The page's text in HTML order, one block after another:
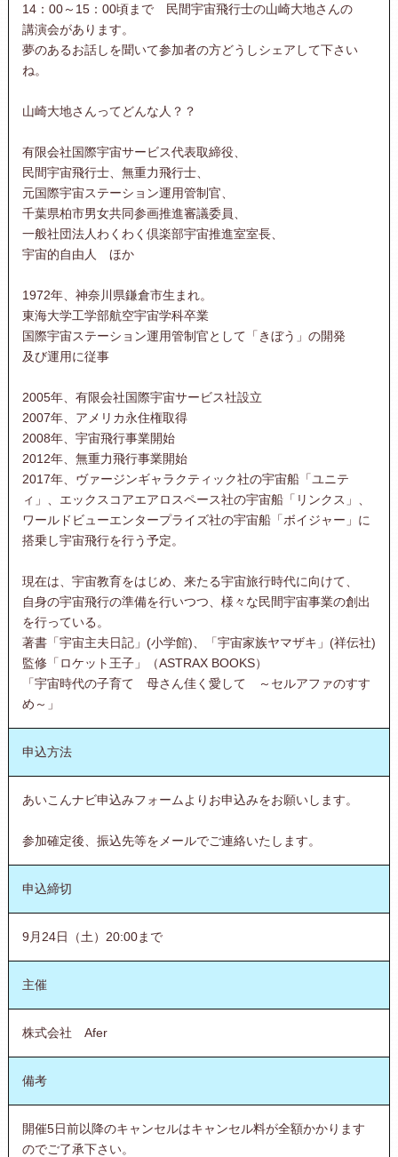
14：00～15：00頃まで 民間宇宙飛行士の山崎大地さんの
講演会があります。
夢のあるお話しを聞いて参加者の方どうしシェアして下さい
ね。
山崎大地さんってどんな人？？
有限会社国際宇宙サービス代表取締役、
民間宇宙飛行士、無重力飛行士、
元国際宇宙ステーション運用管制官、
千葉県柏市男女共同参画推進審議委員、
一般社団法人わくわく倶楽部宇宙推進室室長、
宇宙的自由人 ほか
1972年、神奈川県鎌倉市生まれ。
東海大学工学部航空宇宙学科卒業
国際宇宙ステーション運用管制官として「きぼう」の開発
及び運用に従事
2005年、有限会社国際宇宙サービス社設立
2007年、アメリカ永住権取得
2008年、宇宙飛行事業開始
2012年、無重力飛行事業開始
2017年、ヴァージンギャラクティック社の宇宙船「ユニテ
ィ」、エックスコアエアロスペース社の宇宙船「リンクス」、
ワールドビューエンタープライズ社の宇宙船「ボイジャー」に
搭乗し宇宙飛行を行う予定。
現在は、宇宙教育をはじめ、来たる宇宙旅行時代に向けて、
自身の宇宙飛行の準備を行いつつ、様々な民間宇宙事業の創出
を行っている。
著書「宇宙主夫日記」(小学館)、「宇宙家族ヤマザキ」(祥伝社)
監修「ロケット王子」（ASTRAX BOOKS）
「宇宙時代の子育て 母さん佳く愛して ～セルアファのすす
め～」
申込方法
あいこんナビ申込みフォームよりお申込みをお願いします。
参加確定後、振込先等をメールでご連絡いたします。
申込締切
9月24日（土）20:00まで
主催
株式会社 Afer
備考
開催5日前以降のキャンセルはキャンセル料が全額かかります
のでご了承下さい。